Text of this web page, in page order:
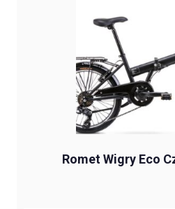
Romet Wigry Eco